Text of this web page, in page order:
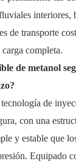
interiores,
de transporte
completa.
de metanol
de
con una
y estable que
Equipado